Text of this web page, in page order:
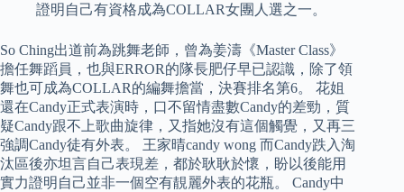
證明自己有資格成為COLLAR女團人選之一。
So Ching出道前為跳舞老師，曾為姜濤《Master Class》
擔任舞蹈員，也與ERROR的隊長肥仔早已認識，除了領
舞也可成為COLLAR的編舞擔當，決賽排名第6。 花姐
還在Candy正式表演時，口不留情盡數Candy的差勁，質
疑Candy跟不上歌曲旋律，又指她沒有這個觸覺，又再三
強調Candy徒有外表。 王家晴candy wong 而Candy跌入淘
汰區後亦坦言自己表現差，都於耿耿於懷，盼以後能用
實力證明自己並非一個空有靚麗外表的花瓶。 Candy中